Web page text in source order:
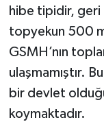
hibe tipidir, geri
topyekun 500
GSMH’nın
ulaşmamıştır.
bir devlet
koymaktadır.